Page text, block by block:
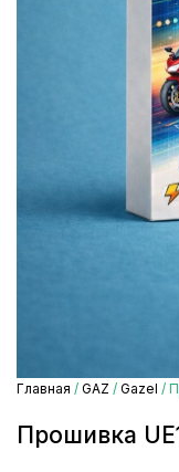
Главная / GAZ / Gazel /
Прошивка